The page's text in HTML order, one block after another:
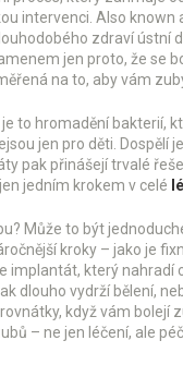
intervenci . Also known
zdraví ústní
jen proto, že se
na to, aby vám
to hromadění bakterií,
jen pro děti. Dospělí
pak přinášejí trvalé
jedním krokem v celé
Může to být
kroky – jako je
který nahradí
dlouho vydrží bělení,
když vám bolejí
– ne jen léčení, ale